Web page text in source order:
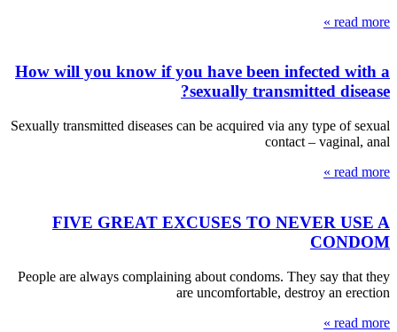
read more »
How will you know if you have been infected with a
sexually transmitted disease?
Sexually transmitted diseases can be acquired via any type of sexual
contact – vaginal, anal
read more »
FIVE GREAT EXCUSES TO NEVER USE A
CONDOM
People are always complaining about condoms. They say that they
are uncomfortable, destroy an erection
read more »